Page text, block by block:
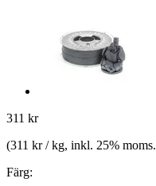
311 kr
(311 kr / kg, inkl. 25% moms.
Färg: